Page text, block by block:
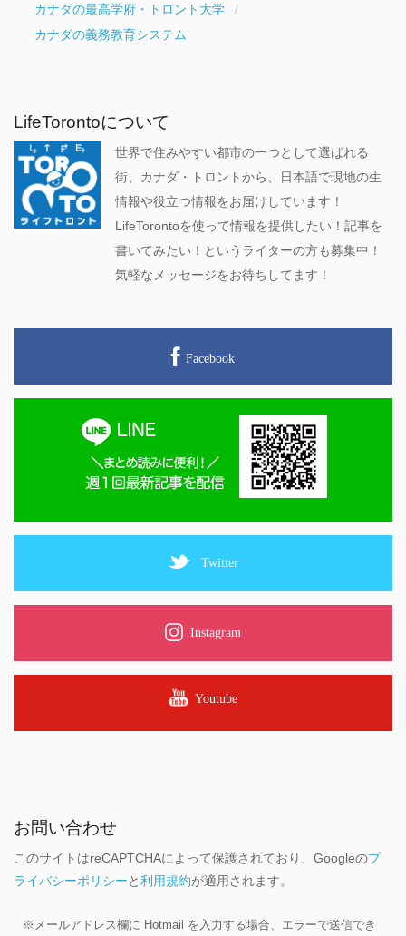
カナダの最高学府・トロント大学
カナダの義務教育システム
LifeTorontoについて
世界で住みやすい都市の一つとして選ばれる
街、カナダ・トロントから、日本語で現地の生
情報や役立つ情報をお届けしています！
LifeTorontoを使って情報を提供したい！記事を
書いてみたい！というライターの方も募集中！
気軽なメッセージをお待ちしてます！
Facebook
Twitter
Instagram
Youtube
お問い合わせ
このサイトはreCAPTCHAによって保護されており、Googleのプ
ライバシーポリシーと利用規約が適用されます。
※メールアドレス欄に Hotmail を入力する場合、エラーで送信でき